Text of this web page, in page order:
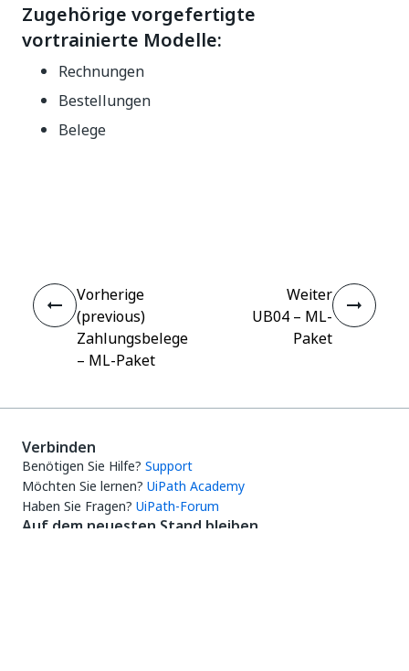
Zugehörige vorgefertigte
vortrainierte Modelle:
Rechnungen
Bestellungen
Belege
Vorherige
(previous)
Zahlungsbelege
– ML-Paket
Weiter
UB04 – ML-
Paket
Verbinden
Benötigen Sie Hilfe? Support
Möchten Sie lernen? UiPath Academy
Haben Sie Fragen? UiPath-Forum
Auf dem neuesten Stand bleiben